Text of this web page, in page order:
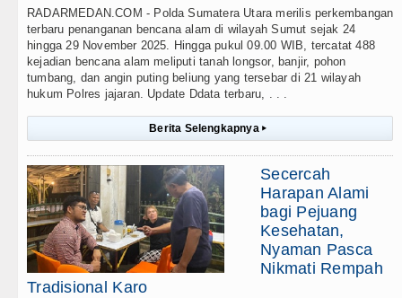
RADARMEDAN.COM - Polda Sumatera Utara merilis perkembangan
terbaru penanganan bencana alam di wilayah Sumut sejak 24
hingga 29 November 2025. Hingga pukul 09.00 WIB, tercatat 488
kejadian bencana alam meliputi tanah longsor, banjir, pohon
tumbang, dan angin puting beliung yang tersebar di 21 wilayah
hukum Polres jajaran. Update Ddata terbaru, . . .
Berita Selengkapnya ▸
Secercah
Harapan Alami
bagi Pejuang
Kesehatan,
Nyaman Pasca
Nikmati Rempah
Tradisional Karo